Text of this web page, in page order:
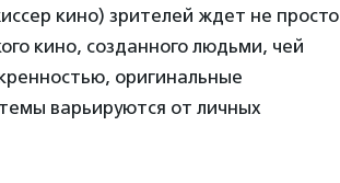
кино) зрителей ждет не просто
кино, созданного людьми, чей
оригинальные
варьируются от личных